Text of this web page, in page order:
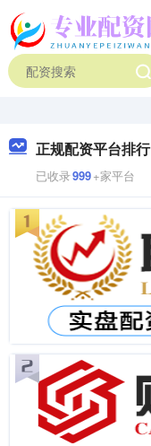
正规配资平台排行
已收录999+家平台